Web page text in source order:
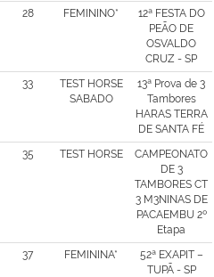
28 FEMININO*
12ª FESTA DO
PEÃO DE
OSVALDO
CRUZ - SP
33
TEST HORSE
SABADO
13ª Prova de 3
Tambores
HARAS TERRA
DE SANTA FÉ
35 TEST HORSE
CAMPEONATO
DE 3
TAMBORES CT
3 M3NINAS DE
PACAEMBU 2º
Etapa
37 FEMININA*
52ª EXAPIT –
TUPÃ - SP